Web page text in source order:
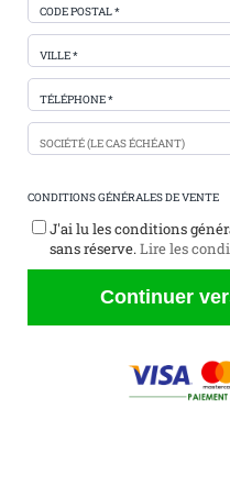
CODE POSTAL *
VILLE *
TÉLÉPHONE *
SOCIÉTÉ (LE CAS ÉCHÉANT)
CONDITIONS GÉNÉRALES DE VENTE
J'ai lu les conditions
sans réserve.Lire les
Continuer